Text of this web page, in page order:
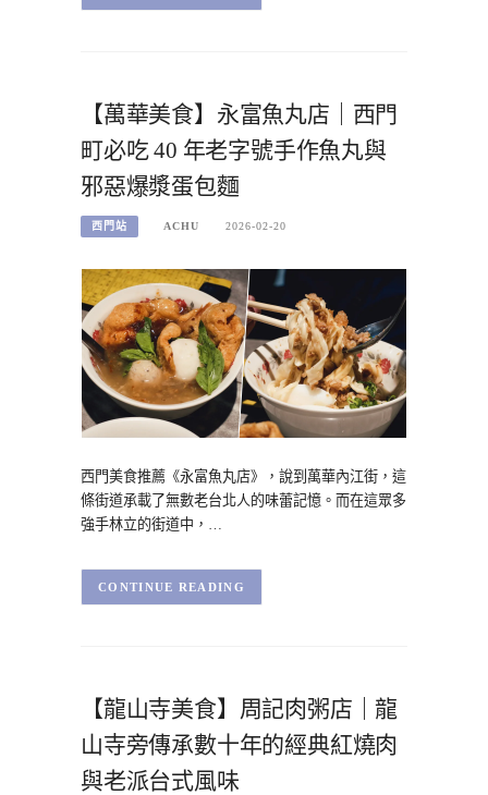
【萬華美食】永富魚丸店｜西門
町必吃 40 年老字號手作魚丸與
邪惡爆漿蛋包麵
西門站 ACHU 2026-02-20
西門美食推薦《永富魚丸店》，說到萬華內江街，這
條街道承載了無數老台北人的味蕾記憶。而在這眾多
強手林立的街道中，…
CONTINUE READING
【龍山寺美食】周記肉粥店｜龍
山寺旁傳承數十年的經典紅燒肉
與老派台式風味